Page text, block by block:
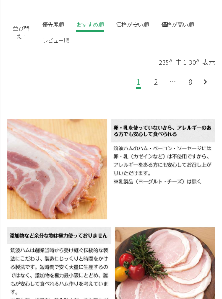
並び替
え
優先度順 おすすめ順 価格が安い順
価格が高い順
レビュー順
235件中 1-30件表示
1 2 … 8